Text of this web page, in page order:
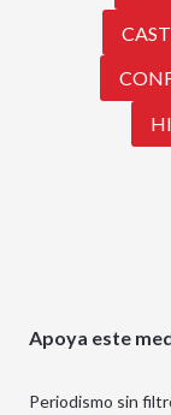
Apoya este
Periodismo sin